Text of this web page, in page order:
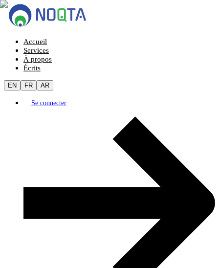
Accueil
Services
À propos
Écrits
EN FR AR
Se connecter